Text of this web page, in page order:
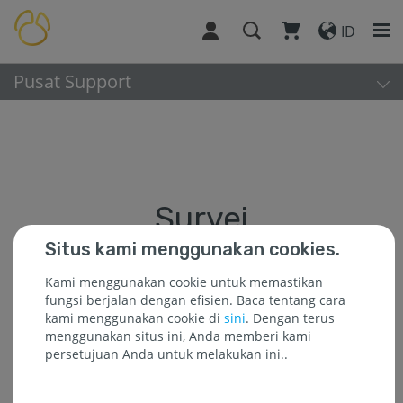
ID
Pusat Support
Survei
Kami harap Anda akan meluangkan waktu untuk
menyelesaikan dan mengembalikan survei ini tentang
penggunaan Anda di Navicat.
Situs kami menggunakan cookies.
Kami menggunakan cookie untuk memastikan
fungsi berjalan dengan efisien. Baca tentang cara
kami menggunakan cookie di sini. Dengan terus
menggunakan situs ini, Anda memberi kami
persetujuan Anda untuk melakukan ini..